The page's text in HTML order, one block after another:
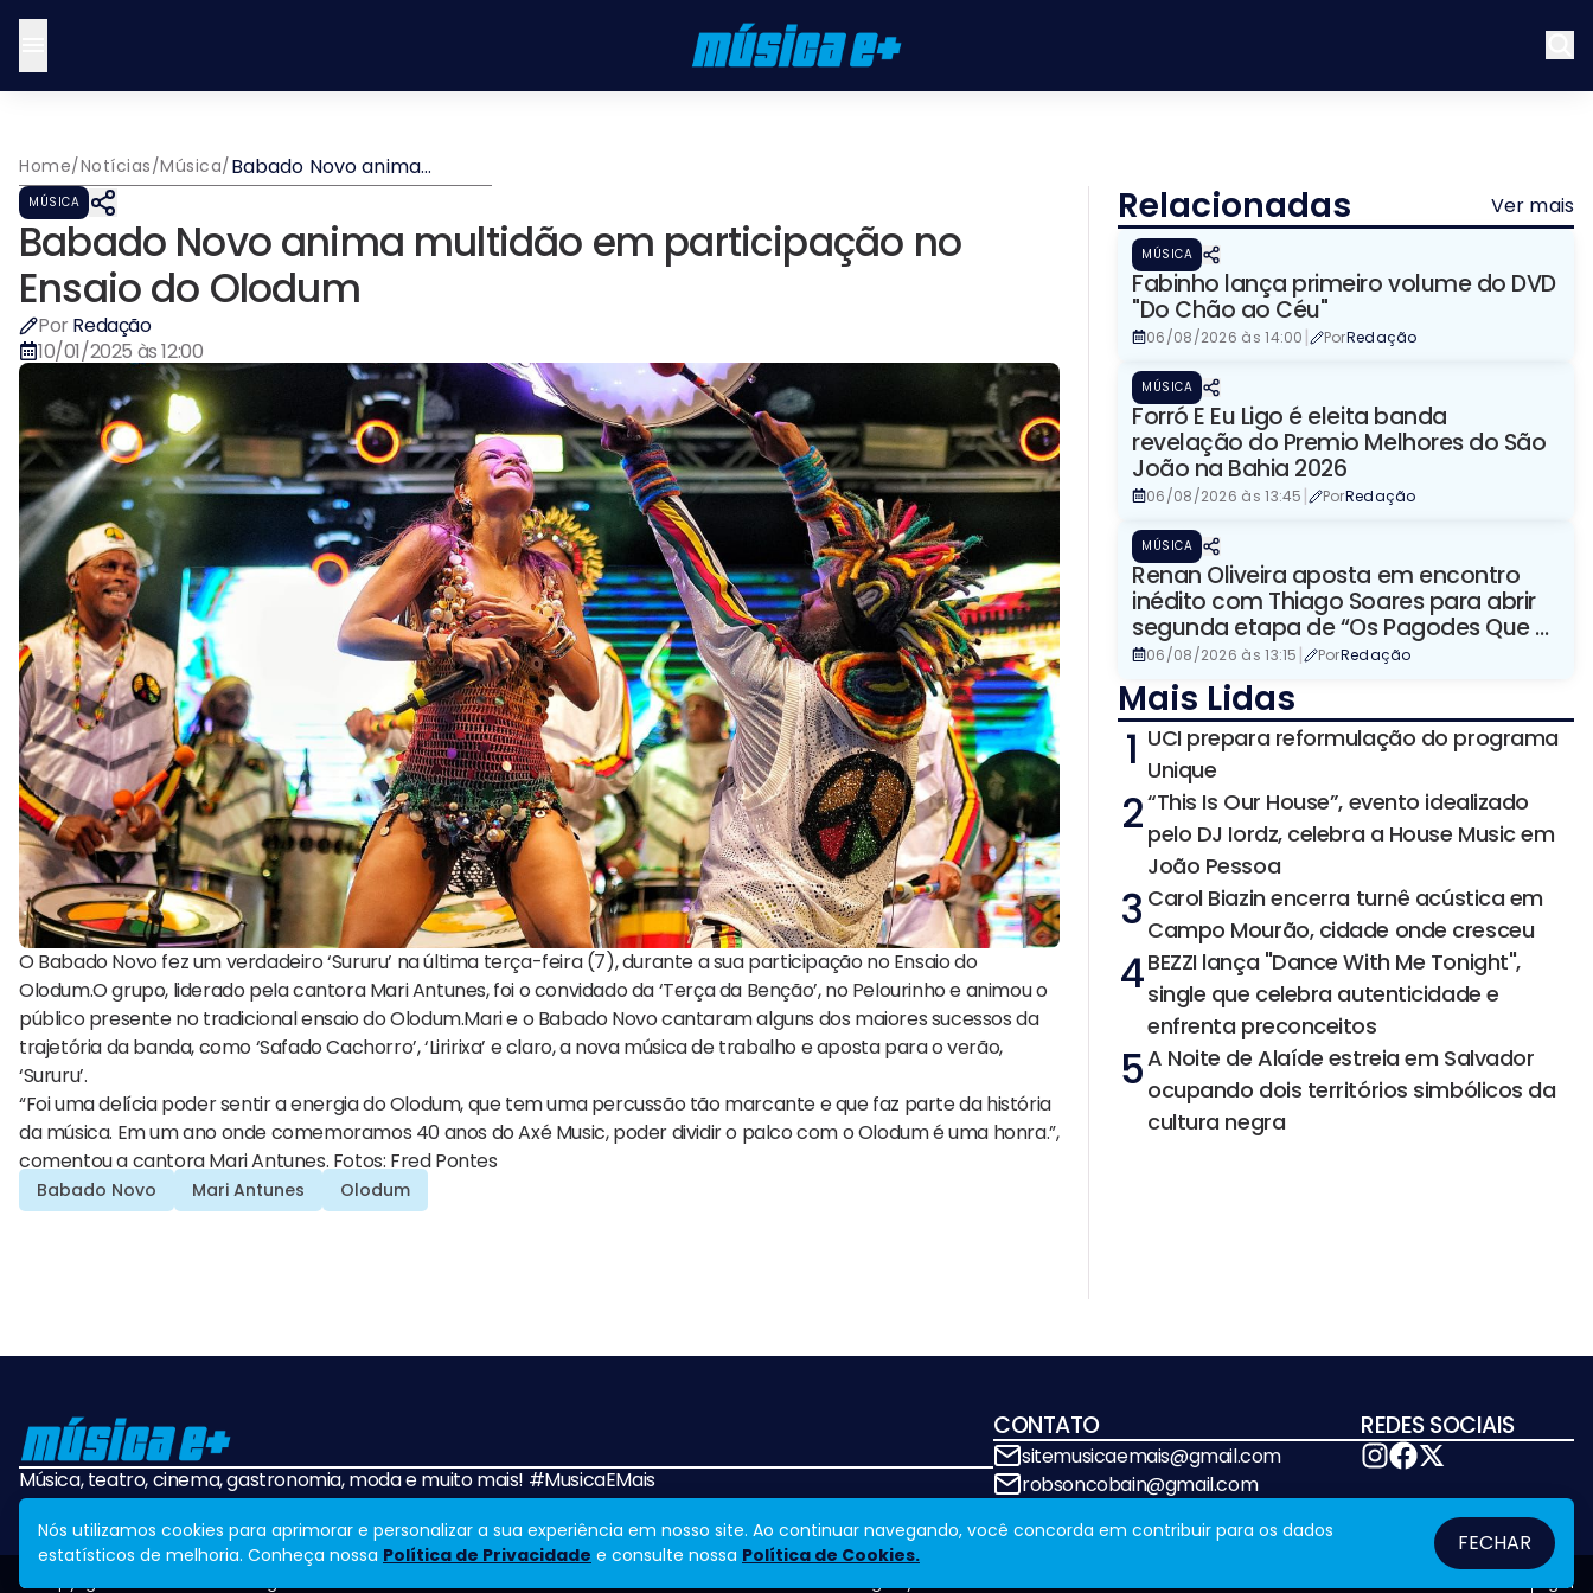
Home/Notícias/Música/Babado Novo anima
multidão em participação
MÚSICA
Babado Novo anima multidão em participação no
Ensaio do Olodum
Por Redação
10/01/2025 às 12:00
O Babado Novo fez um verdadeiro ‘Sururu’ na última terça-feira (7), durante a sua participação no Ensaio do
Olodum.O grupo, liderado pela cantora Mari Antunes, foi o convidado da ‘Terça da Benção’, no Pelourinho e animou o
público presente no tradicional ensaio do Olodum.Mari e o Babado Novo cantaram alguns dos maiores sucessos da
trajetória da banda, como ‘Safado Cachorro’, ‘Liririxa’ e claro, a nova música de trabalho e aposta para o verão,
‘Sururu’.
“Foi uma delícia poder sentir a energia do Olodum, que tem uma percussão tão marcante e que faz parte da história
da música. Em um ano onde comemoramos 40 anos do Axé Music, poder dividir o palco com o Olodum é uma honra.”,
comentou a cantora Mari Antunes. Fotos: Fred Pontes
Babado Novo Mari Antunes Olodum
Relacionadas Ver mais
MÚSICA
Fabinho lança primeiro volume do DVD
"Do Chão ao Céu"
06/08/2026 às 14:00 | PorRedação
MÚSICA
Forró E Eu Ligo é eleita banda
revelação do Premio Melhores do São
João na Bahia 2026
06/08/2026 às 13:45 | PorRedação
MÚSICA
Renan Oliveira aposta em encontro
inédito com Thiago Soares para abrir
segunda etapa de “Os Pagodes Que A
Gente Gosta”
06/08/2026 às 13:15 | PorRedação
Mais Lidas
1 UCI prepara reformulação do programa
Unique
2“This Is Our House”, evento idealizado
pelo DJ Iordz, celebra a House Music em
João Pessoa
3 Carol Biazin encerra turnê acústica em
Campo Mourão, cidade onde cresceu
4BEZZI lança "Dance With Me Tonight",
single que celebra autenticidade e
enfrenta preconceitos
5A Noite de Alaíde estreia em Salvador
ocupando dois territórios simbólicos da
cultura negra
Música, teatro, cinema, gastronomia, moda e muito mais! #MusicaEMais
CONTATO
sitemusicaemais@gmail.com
robsoncobain@gmail.com
REDES SOCIAIS
© Copyright Música e Mais. All Rights Reserved Legal
Nós utilizamos cookies para aprimorar e personalizar a sua experiência em nosso site. Ao continuar navegando, você concorda em contribuir para os dados
estatísticos de melhoria. Conheça nossa Política de Privacidade e consulte nossa Política de Cookies. FECHAR